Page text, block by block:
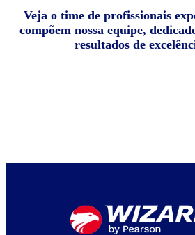
Veja o time de profissionais
compõem nossa equipe,
resultados de